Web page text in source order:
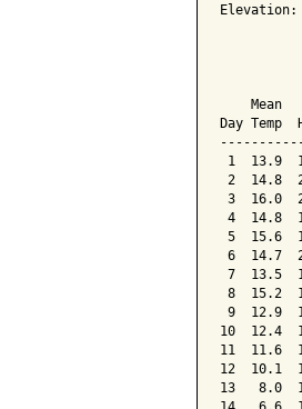
Mean
Day
1  13.9
2  14.8
3  16.0
4  14.8
5  15.6
6  14.7
7  13.5
8  15.2
9  12.9
10  12.4
11  11.6
12  10.1
13   8.0